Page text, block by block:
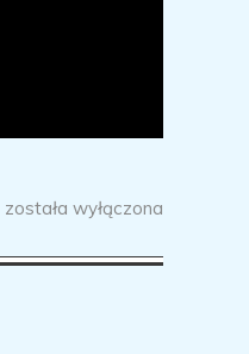
została wyłączona